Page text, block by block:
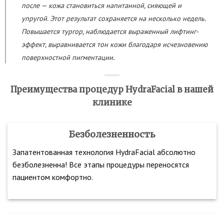
после — кожа становиться напитанной, сияющей и
упругой. Этот результат сохраняется на несколько недель.
Повышается тургор, наблюдается выраженный лифтинг-
эффект, выравнивается тон кожи благодаря исчезновению
поверхностной пигментации.
Преимущества процедур HydraFacial в нашей
клинике
Безболезненность
Запатентованная технология HydraFacial абсолютно
безболезненна! Все этапы процедуры переносятся
пациентом комфортно.